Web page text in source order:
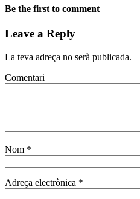
Be the first to comment
Leave a Reply
La teva adreça no serà publicada.
Comentari
Nom *
Adreça electrònica *